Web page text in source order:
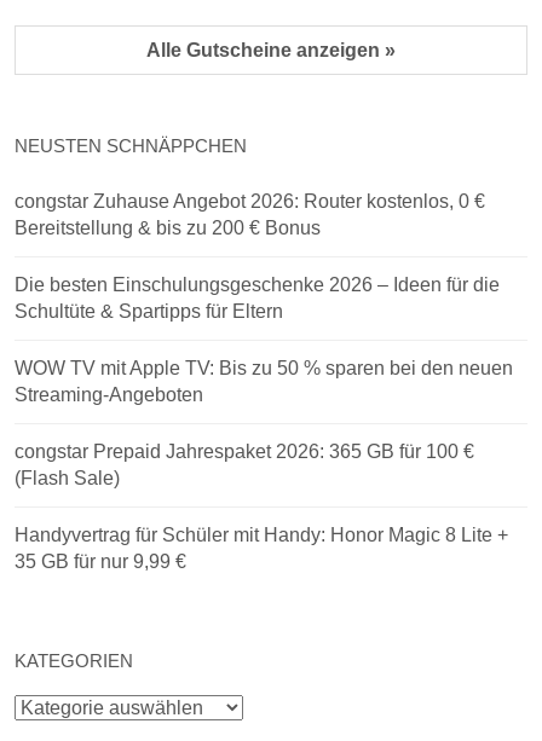
Alle Gutscheine anzeigen »
NEUSTEN SCHNÄPPCHEN
congstar Zuhause Angebot 2026: Router kostenlos, 0 €
Bereitstellung & bis zu 200 € Bonus
Die besten Einschulungsgeschenke 2026 – Ideen für die
Schultüte & Spartipps für Eltern
WOW TV mit Apple TV: Bis zu 50 % sparen bei den neuen
Streaming-Angeboten
congstar Prepaid Jahrespaket 2026: 365 GB für 100 €
(Flash Sale)
Handyvertrag für Schüler mit Handy: Honor Magic 8 Lite +
35 GB für nur 9,99 €
KATEGORIEN
Kategorien